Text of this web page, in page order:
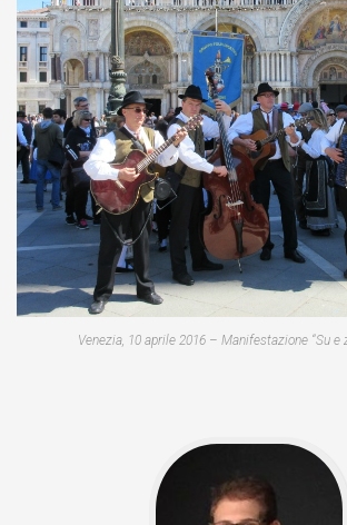
Venezia, 10 aprile 2016 – Manifestazione “Su e